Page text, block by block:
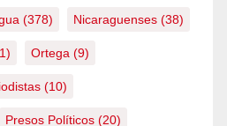
(378) Nicaraguenses (38)
Ortega (9)
(10)
Presos Políticos (20)